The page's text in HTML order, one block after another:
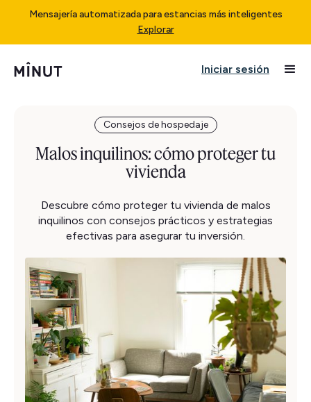
Mensajería automatizada para estancias más inteligentes
Explorar
Iniciar sesión
Consejos de hospedaje
Malos inquilinos: cómo proteger tu
vivienda
Descubre cómo proteger tu vivienda de malos
inquilinos con consejos prácticos y estrategias
efectivas para asegurar tu inversión.